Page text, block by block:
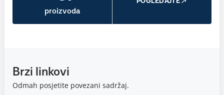
proizvoda
Brzi linkovi
Odmah posjetite povezani sadržaj.